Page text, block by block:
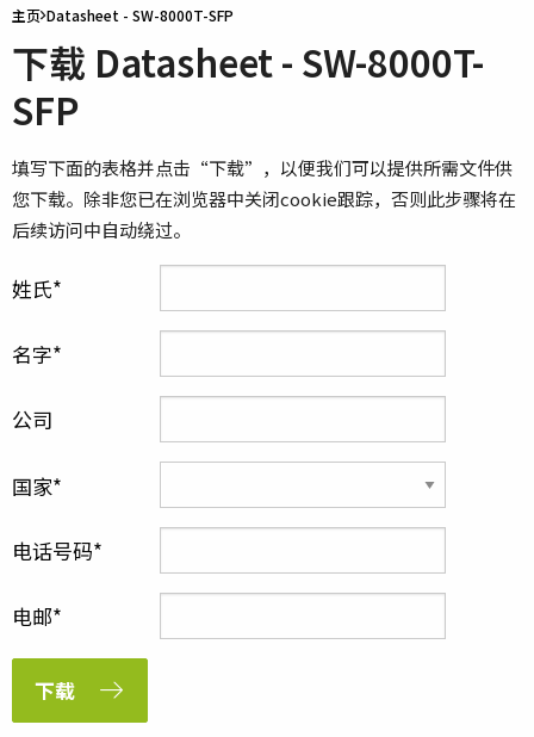
主页 Datasheet - SW-8000T-SFP
下载 Datasheet - SW-8000T-
SFP
填写下面的表格并点击“下载”，以便我们可以提供所需文件供
您下载。除非您已在浏览器中关闭cookie跟踪，否则此步骤将在
后续访问中自动绕过。
姓氏
名字
公司
国家
电话号码
电邮
下载